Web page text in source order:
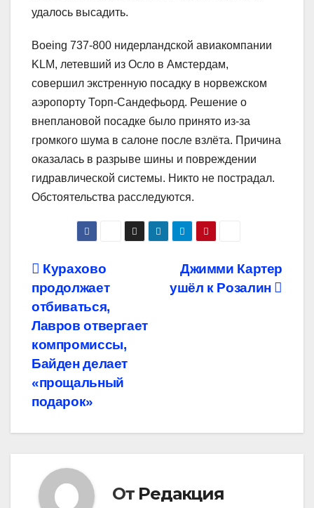
удалось высадить.
Boeing 737-800 нидерландской авиакомпании
KLM, летевший из Осло в Амстердам,
совершил экстренную посадку в норвежском
аэропорту Торп-Сандефьорд. Решение о
внеплановой посадке было принято из-за
громкого шума в салоне после взлёта. Причина
оказалась в разрыве шины и повреждении
гидравлической системы. Никто не пострадал.
Обстоятельства расследуются.
Навигация
по
записям
Джимми Картер
ушёл к Розалин
Курахово
продолжает
отбиваться,
Лавров отвергает
компромиссы,
Байден делает
«прощальный
подарок»
От Редакция